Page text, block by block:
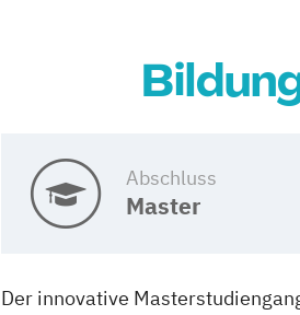
Abschluss
Master
Der innovative